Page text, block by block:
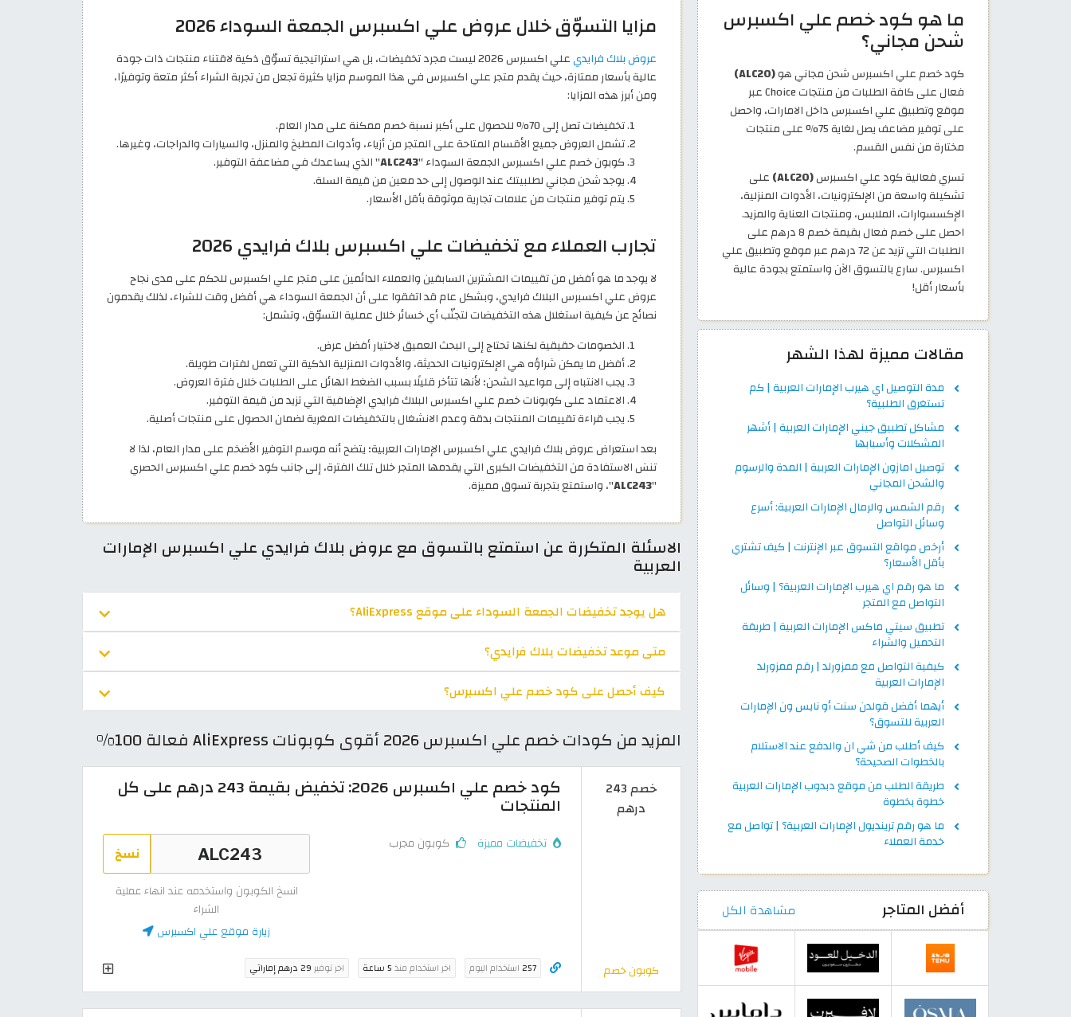
مزايا التسوّق خلال عروض علي اكسبرس الجمعة السوداء 2026
عروض بلاك فرايدي
علي اكسبرس 2026 ليست مجرد تخفيضات، بل هي استراتيجية تسوّق ذكية لاقتناء منتجات ذات جودة
عالية بأسعار ممتازة، حيث يقدم متجر علي اكسبرس في هذا الموسم مزايا كثيرة تجعل من تجربة الشراء أكثر متعة وتوفيرًا،
ومن أبرز هذه المزايا:
تخفيضات تصل إلى 70% للحصول على أكبر نسبة خصم ممكنة على مدار العام.
تشمل العروض جميع الأقسام المتاحة على المتجر من أزياء، وأدوات المطبخ والمنزل، والسيارات والدراجات، وغيرها.
كوبون خصم علي اكسبرس الجمعة السوداء "ALC243" الذي يساعدك في مضاعفة التوفير.
يوجد شحن مجاني لطلبيتك عند الوصول إلى حد معين من قيمة السلة.
يتم توفير منتجات من علامات تجارية موثوقة بأقل الأسعار.
تجارب العملاء مع تخفيضات علي اكسبرس بلاك فرايدي 2026
لا يوجد ما هو أفضل من تقييمات المشترين السابقين والعملاء الدائمين على متجر علي اكسبرس للحكم على مدى نجاح
عروض علي اكسبرس البلاك فرايدي، وبشكل عام قد اتفقوا على أن الجمعة السوداء هي أفضل وقت للشراء، لذلك يقدمون
نصائح عن كيفية استغلال هذه التخفيضات لتجنّب أي خسائر خلال عملية التسوّق، وتشمل:
الخصومات حقيقية لكنها تحتاج إلى البحث العميق لاختيار أفضل عرض.
أفضل ما يمكن شراؤه هي الإلكترونيات الحديثة، والأدوات المنزلية الذكية التي تعمل لفترات طويلة.
يجب الانتباه إلى مواعيد الشحن؛ لأنها تتأخر قليلًا بسبب الضغط الهائل على الطلبات خلال فترة العروض.
الاعتماد على كوبونات خصم علي اكسبرس البلاك فرايدي الإضافية التي تزيد من قيمة التوفير.
يجب قراءة تقييمات المنتجات بدقة وعدم الانشغال بالتخفيضات المغرية لضمان الحصول على منتجات أصلية.
بعد استعراض عروض بلاك فرايدي علي اكسبرس الإمارات العربية؛ يتضح أنه موسم التوفير الأضخم على مدار العام، لذا لا
تنسَ الاستفادة من التخفيضات الكبرى التي يقدمها المتجر خلال تلك الفترة، إلى جانب كود خصم علي اكسبرس الحصري
"
ALC243"، واستمتع بتجربة تسوق مميزة.
الاسئلة المتكررة عن استمتع بالتسوق مع عروض بلاك فرايدي علي اكسبرس الإمارات
العربية
هل يوجد تخفيضات الجمعة السوداء على موقع AliExpress؟
متى موعد تخفيضات بلاك فرايدي؟
كيف أحصل على كود خصم علي اكسبرس؟
المزيد من كودات خصم علي اكسبرس 2026 أقوى كوبونات AliExpress فعالة 100%
خصم 243
درهم
كوبون خصم
كود خصم علي اكسبرس 2026: تخفيض بقيمة 243 درهم على كل
المنتجات
تخفيضات مميزة كوبون مجرب نسخ
انسخ الكوبون واستخدمه عند انهاء عملية
الشراء
زيارة موقع علي اكسبرس
257استخدام اليوم اخر استخدام منذ5 ساعة اخر توفير29 درهم إماراتي
ما هو كود خصم علي اكسبرس
شحن مجاني؟
كود خصم علي اكسبرس شحن مجاني هو(ALC20)
فعال على كافة الطلبات من منتجات Choice عبر
موقع وتطبيق علي اكسبرس داخل الامارات، واحصل
على توفير مضاعف يصل لغاية 75% على منتجات
مختارة من نفس القسم.
تسري فعالية كود علي اكسبرس(ALC20)
على
تشكيلة واسعة من الإلكترونيات، الأدوات المنزلية،
الإكسسوارات، الملابس، ومنتجات العناية والمزيد.
احصل على خصم فعال بقيمة خصم 8 درهم على
الطلبات التي تزيد عن 72 درهم عبر موقع وتطبيق علي
اكسبرس. سارع بالتسوق الآن واستمتع بجودة عالية
بأسعار أقل!
مقالات مميزة لهذا الشهر
مدة التوصيل اي هيرب الإمارات العربية | كم
تستغرق الطلبية؟
مشاكل تطبيق جيني الإمارات العربية | أشهر
المشكلات وأسبابها
توصيل امازون الإمارات العربية | المدة والرسوم
والشحن المجاني
رقم الشمس والرمال الإمارات العربية: أسرع
وسائل التواصل
أرخص مواقع التسوق عبر الإنترنت | كيف تشتري
بأقل الأسعار؟
ما هو رقم اي هيرب الإمارات العربية؟ | وسائل
التواصل مع المتجر
تطبيق سيتي ماكس الإمارات العربية | طريقة
التحميل والشراء
كيفية التواصل مع ممزورلد | رقم ممزورلد
الإمارات العربية
أيهما أفضل قولدن سنت أو نايس ون الإمارات
العربية للتسوق؟
كيف أطلب من شي ان والدفع عند الاستلام
بالخطوات الصحيحة؟
طريقة الطلب من موقع دبدوب الإمارات العربية
خطوة بخطوة
ما هو رقم ترينديول الإمارات العربية؟ | تواصل مع
خدمة العملاء
أفضل المتاجر مشاهدة الكل